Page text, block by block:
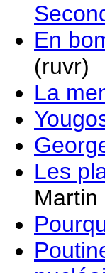
En
(ruvr)
La
Les
Martin